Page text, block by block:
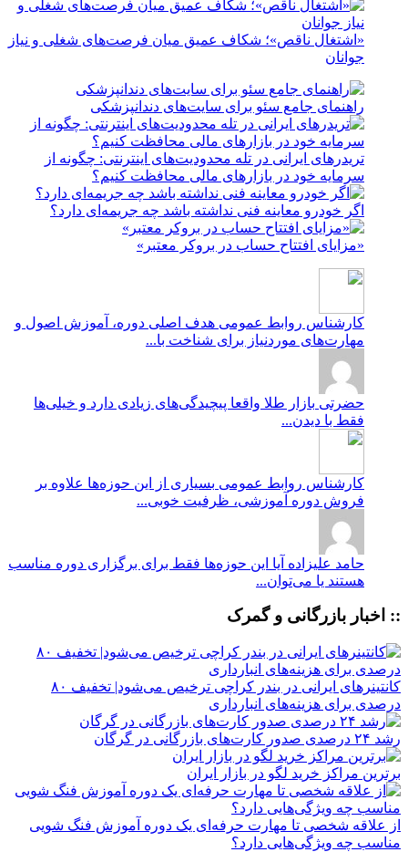
«اشتغال ناقص»؛ شکاف عمیق میان فرصت‌های شغلی و نیاز
جوانان
راهنمای جامع سئو برای سایت‌های دندانپزشکی
تریدرهای ایرانی در تله محدودیت‌های اینترنتی: چگونه از
سرمایه خود در بازارهای مالی محافظت کنیم؟
اگر خودرو معاینه فنی نداشته باشد چه جریمه‌ای دارد؟
«مزایای افتتاح حساب در بروکر معتبر»
کارشناس روابط عمومی هدف اصلی دوره، آموزش اصول و
مهارت‌های موردنیاز برای شناخت با...
حضرتی بازار طلا واقعا پیچیدگی‌های زیادی دارد و خیلی‌ها
فقط با دیدن...
کارشناس روابط عمومی بسیاری از این حوزه‌ها علاوه بر
فروش دوره آموزشی، ظرفیت خوبی...
حامد علیزاده آیا این حوزه‌ها فقط برای برگزاری دوره مناسب
هستند یا می‌توان...
:: اخبار بازرگانی و گمرک
کانتینرهای ایرانی در بندر کراچی ترخیص می‌شود| تخفیف ۸۰
درصدی برای هزینه‌های انبارداری
رشد ۲۴ درصدی صدور کارت‌های بازرگانی در گرگان
برترین مراکز خرید لگو در بازار ایران
از علاقه شخصی تا مهارت حرفه‌ای یک دوره آموزش فنگ شویی
مناسب چه ویژگی‌هایی دارد؟